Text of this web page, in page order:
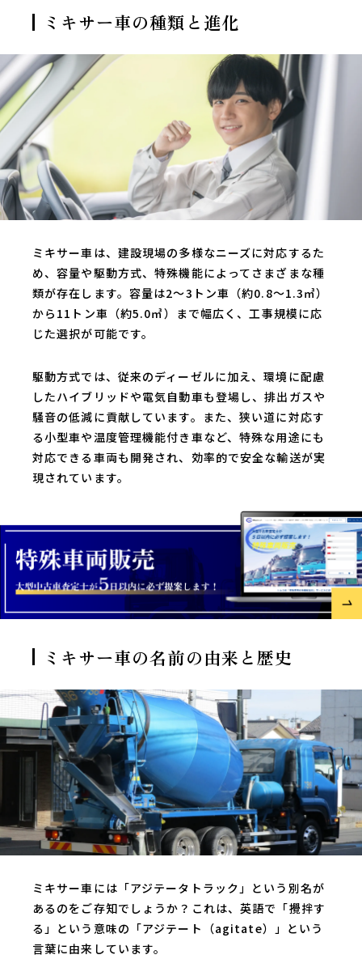
ミキサー車の種類と進化
ミキサー車は、建設現場の多様なニーズに対応するた
め、容量や駆動方式、特殊機能によってさまざまな種
類が存在します。容量は2～3トン車（約0.8～1.3㎥）
から11トン車（約5.0㎥）まで幅広く、工事規模に応
じた選択が可能です。
駆動方式では、従来のディーゼルに加え、環境に配慮
したハイブリッドや電気自動車も登場し、排出ガスや
騒音の低減に貢献しています。また、狭い道に対応す
る小型車や温度管理機能付き車など、特殊な用途にも
対応できる車両も開発され、効率的で安全な輸送が実
現されています。
ミキサー車の名前の由来と歴史
ミキサー車には「アジテータトラック」という別名が
あるのをご存知でしょうか？これは、英語で「攪拌す
る」という意味の「アジテート（agitate）」という
言葉に由来しています。